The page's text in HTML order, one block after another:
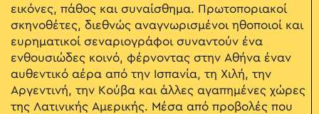
εικόνες, πάθος και συναίσθημα. Πρωτοποριακοί
σκηνοθέτες, διεθνώς αναγνωρισμένοι ηθοποιοί και
ευρηματικοί σεναριογράφοι συναντούν ένα
ενθουσιώδες κοινό, φέρνοντας στην Αθήνα έναν
αυθεντικό αέρα από την Ισπανία, τη Χιλή, την
Αργεντινή, την Κούβα και άλλες αγαπημένες χώρες
της Λατινικής Αμερικής. Μέσα από προβολές που